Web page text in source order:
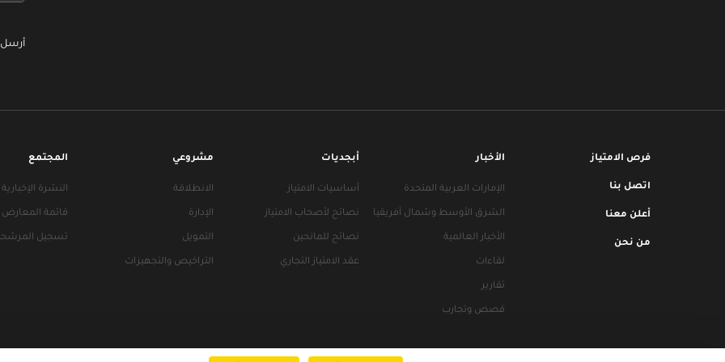
فرص الامتياز
اتصل بنا
أعلن معنا
من نحن
الأخبار
الإمارات العربية المتحدة
الشرق الأوسط وشمال أفريقيا
الأخبار العالمية
لقاءات
تقارير
قصص وتجارب
أبجديات
أساسيات الامتياز
نصائح لأصحاب الامتياز
نصائح للمانحين
عقد الامتياز التجاري
مشروعي
الانطلاقة
الإدارة
التمويل
التراخيص والتجهيزات
المجتمع
النشرة الإخبارية
قائمة المعارض
تسجيل